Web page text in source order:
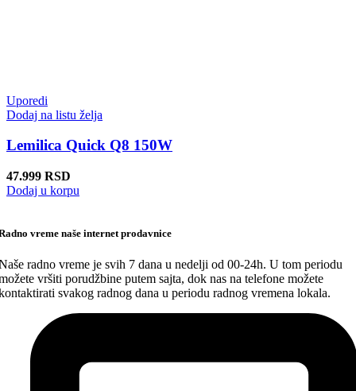
Uporedi
Dodaj na listu želja
Lemilica Quick Q8 150W
47.999 RSD
Dodaj u korpu
vreme naše internet prodavnice
radno vreme je svih 7 dana u nedelji od 00-24h. U tom periodu
vršiti porudžbine putem sajta, dok nas na telefone možete
svakog radnog dana u periodu radnog vremena lokala.